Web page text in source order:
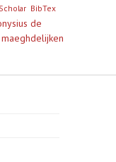
BibTex
de